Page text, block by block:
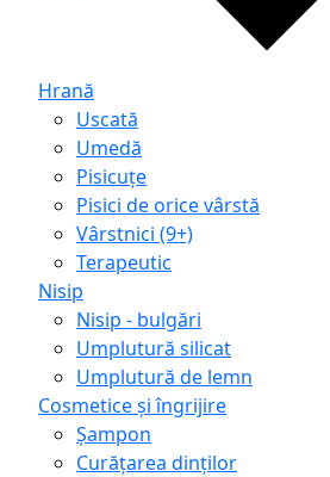
Hrană
Uscată
Umedă
Pisicuțe
Pisici de orice vârstă
Vârstnici (9+)
Terapeutic
Nisip
Nisip - bulgări
Umplutură silicat
Umplutură de lemn
Cosmetice și îngrijire
Șampon
Curățarea dinților